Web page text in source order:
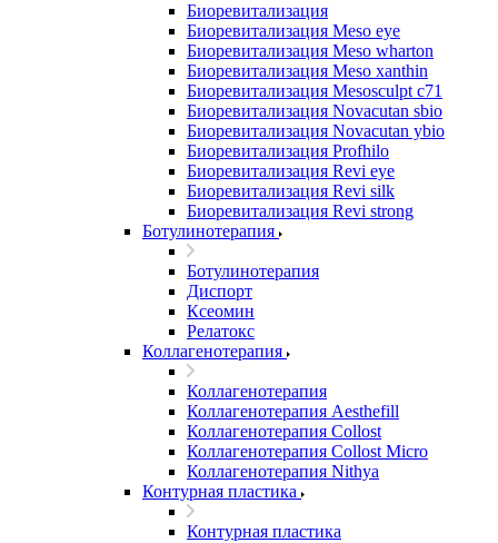
Биоревитализация
Биоревитализация Meso eye
Биоревитализация Meso wharton
Биоревитализация Meso xanthin
Биоревитализация Mesosculpt c71
Биоревитализация Novacutan sbio
Биоревитализация Novacutan ybio
Биоревитализация Profhilo
Биоревитализация Revi eye
Биоревитализация Revi silk
Биоревитализация Revi strong
Ботулинотерапия
Ботулинотерапия
Диспорт
Ксеомин
Релатокс
Коллагенотерапия
Коллагенотерапия
Коллагенотерапия Aesthefill
Коллагенотерапия Collost
Коллагенотерапия Collost Micro
Коллагенотерапия Nithya
Контурная пластика
Контурная пластика